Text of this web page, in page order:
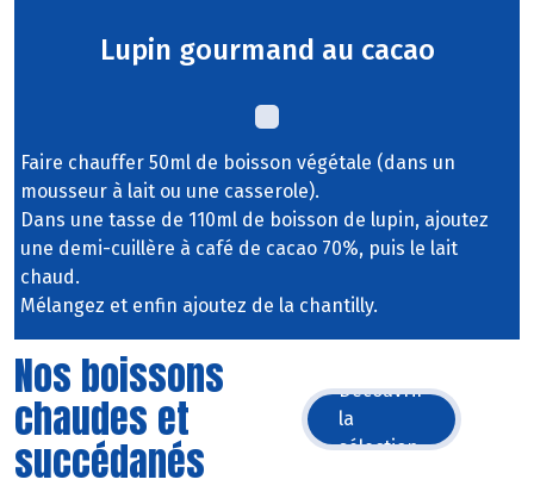
Lupin gourmand au cacao
Faire chauffer 50ml de boisson végétale (dans un
mousseur à lait ou une casserole).
Dans une tasse de 110ml de boisson de lupin, ajoutez
une demi-cuillère à café de cacao 70%, puis le lait
chaud.
Mélangez et enfin ajoutez de la chantilly.
Nos boissons
chaudes et
succédanés
Découvrir
la
sélection